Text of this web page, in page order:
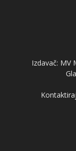
Izdavač: MV